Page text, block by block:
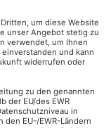
86504 Merching
Telefon: +49
(0)8233 381-123
Telefax: +49
E-Mail:
herkert.de